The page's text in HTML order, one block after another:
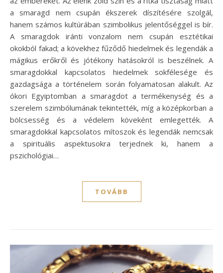
a smaragd nem csupán ékszerek díszítésére szolgál,
hanem számos kultúrában szimbolikus jelentőséggel is bír.
A smaragdok iránti vonzalom nem csupán esztétikai
okokból fakad; a kövekhez fűződő hiedelmek és legendák a
mágikus erőkről és jótékony hatásokról is beszélnek. A
smaragdokkal kapcsolatos hiedelmek sokfélesége és
gazdagsága a történelem során folyamatosan alakult. Az
ókori Egyiptomban a smaragdot a termékenység és a
szerelem szimbólumának tekintették, míg a középkorban a
bölcsesség és a védelem köveként emlegették. A
smaragdokkal kapcsolatos mítoszok és legendák nemcsak
a spirituális aspektusokra terjednek ki, hanem a
pszichológiai…
TOVÁBB